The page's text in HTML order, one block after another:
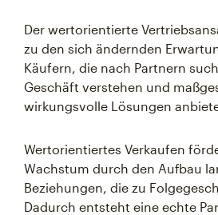
Der wertorientierte
zu den sich ändernden
Käufern, die nach Partnern
Geschäft verstehen und
wirkungsvolle Lösungen
Wertorientiertes Verkaufen
Wachstum durch den Aufbau
Beziehungen, die zu
Dadurch entsteht eine echte